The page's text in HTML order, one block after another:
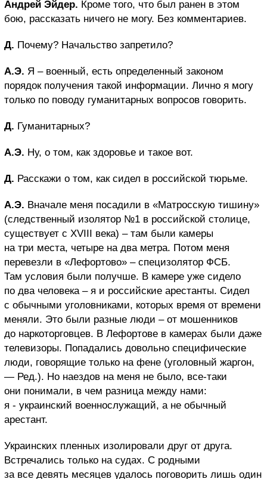
Андрей Эйдер. Кроме того, что был ранен в этом
бою, рассказать ничего не могу. Без комментариев.
Д. Почему? Начальство запретило?
А.Э. Я – военный, есть определенный законом
порядок получения такой информации. Лично я могу
только по поводу гуманитарных вопросов говорить.
Д. Гуманитарных?
А.Э. Ну, о том, как здоровье и такое вот.
Д. Расскажи о том, как сидел в российской тюрьме.
А.Э. Вначале меня посадили в «Матросскую тишину»
(следственный изолятор №1 в российской столице,
существует с XVIII века) – там были камеры
на три места, четыре на два метра. Потом меня
перевезли в «Лефортово» – специзолятор ФСБ.
Там условия были получше. В камере уже сидело
по два человека – я и российские арестанты. Сидел
с обычными уголовниками, которых время от времени
меняли. Это были разные люди – от мошенников
до наркоторговцев. В Лефортове в камерах были даже
телевизоры. Попадались довольно специфические
люди, говорящие только на фене (уголовный жаргон,
— Ред.). Но наездов на меня не было, все-таки
они понимали, в чем разница между нами:
я - украинский военнослужащий, а не обычный
арестант.
Украинских пленных изолировали друг от друга.
Встречались только на судах. С родными
за все девять месяцев удалось поговорить лишь один